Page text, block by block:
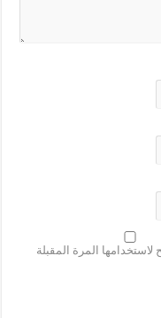
لاستخدامها المرة المقبلة